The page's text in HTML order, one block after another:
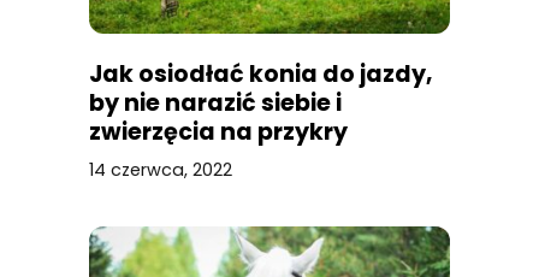
Jak osiodłać konia do jazdy,
by nie narazić siebie i
zwierzęcia na przykry
incydent? Poznaj
14 czerwca, 2022